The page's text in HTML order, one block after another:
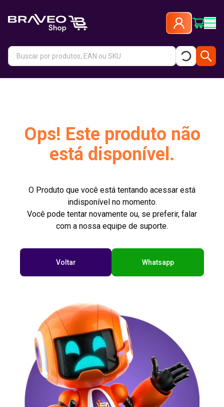
Ops! Este produto não
está disponível.
O Produto que você está tentando acessar está
indisponível no momento.
Você pode tentar novamente ou, se preferir, falar
com a nossa equipe de suporte.
Voltar Whatsapp